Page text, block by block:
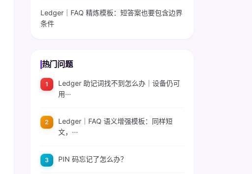
Ledger｜FAQ 精炼模板：短答案也要包含边界
条件
热门问题
Ledger 助记词找不到怎么办｜设备仍可
用···
Ledger｜FAQ 语义增强模板：同样短
文，···
PIN 码忘记了怎么办？